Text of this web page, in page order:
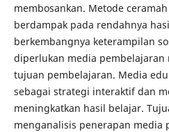
membosankan. Metode
berdampak pada rendahnya
berkembangnya keterampilan
diperlukan media pembelajaran
tujuan pembelajaran. Media
sebagai strategi interaktif dan
meningkatkan hasil belajar.
menganalisis penerapan media